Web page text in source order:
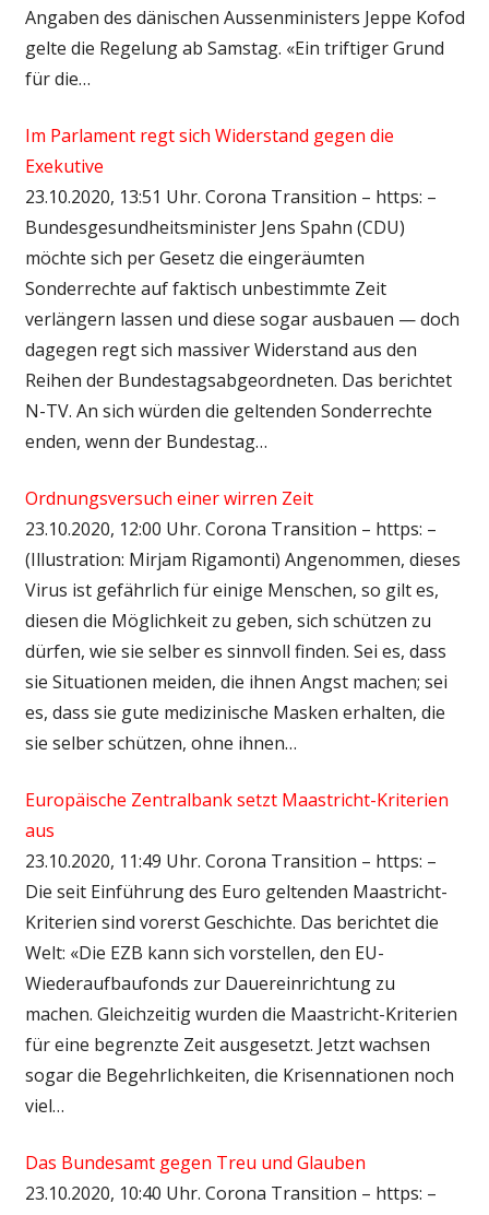
Angaben des dänischen Aussenministers Jeppe Kofod
gelte die Regelung ab Samstag. «Ein triftiger Grund
für die…
Im Parlament regt sich Widerstand gegen die
Exekutive
23.10.2020, 13:51 Uhr. Corona Transition – https: –
Bundesgesundheitsminister Jens Spahn (CDU)
möchte sich per Gesetz die eingeräumten
Sonderrechte auf faktisch unbestimmte Zeit
verlängern lassen und diese sogar ausbauen — doch
dagegen regt sich massiver Widerstand aus den
Reihen der Bundestagsabgeordneten. Das berichtet
N-TV. An sich würden die geltenden Sonderrechte
enden, wenn der Bundestag…
Ordnungsversuch einer wirren Zeit
23.10.2020, 12:00 Uhr. Corona Transition – https: –
(Illustration: Mirjam Rigamonti) Angenommen, dieses
Virus ist gefährlich für einige Menschen, so gilt es,
diesen die Möglichkeit zu geben, sich schützen zu
dürfen, wie sie selber es sinnvoll finden. Sei es, dass
sie Situationen meiden, die ihnen Angst machen; sei
es, dass sie gute medizinische Masken erhalten, die
sie selber schützen, ohne ihnen…
Europäische Zentralbank setzt Maastricht-Kriterien
aus
23.10.2020, 11:49 Uhr. Corona Transition – https: –
Die seit Einführung des Euro geltenden Maastricht-
Kriterien sind vorerst Geschichte. Das berichtet die
Welt: «Die EZB kann sich vorstellen, den EU-
Wiederaufbaufonds zur Dauereinrichtung zu
machen. Gleichzeitig wurden die Maastricht-Kriterien
für eine begrenzte Zeit ausgesetzt. Jetzt wachsen
sogar die Begehrlichkeiten, die Krisennationen noch
viel…
Das Bundesamt gegen Treu und Glauben
23.10.2020, 10:40 Uhr. Corona Transition – https: –